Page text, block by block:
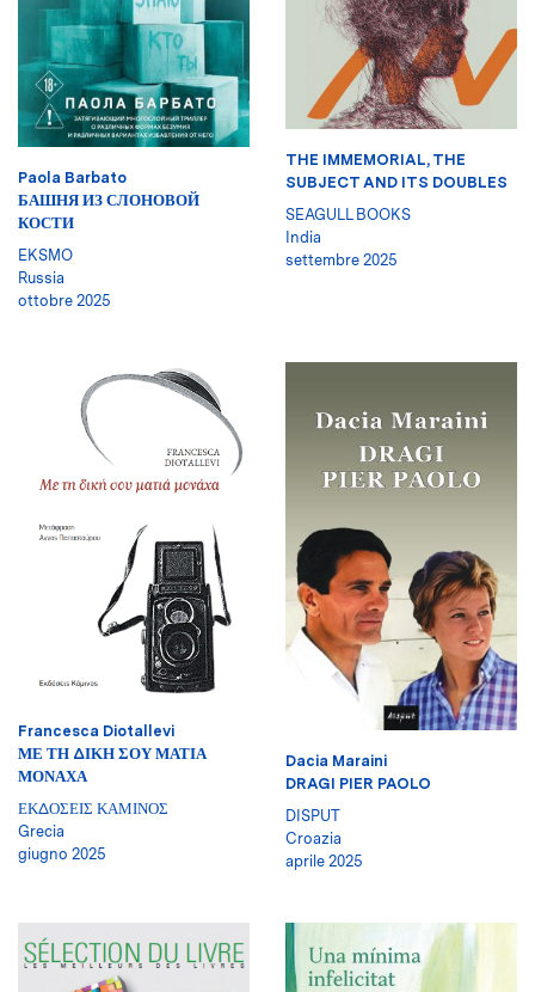
Paola Barbato
БАШНЯ ИЗ СЛОНОВОЙ
КОСТИ
EKSMO
Russia
ottobre 2025
THE IMMEMORIAL, THE
SUBJECT AND ITS DOUBLES
SEAGULL BOOKS
India
settembre 2025
Francesca Diotallevi
ΜΕ ΤΗ ΔΙΚΗ ΣΟΥ ΜΑΤΙΑ
ΜΟΝΑΧΑ
ΕΚΔΟΣΕΙΣ ΚΑΜΙΝΟΣ
Grecia
giugno 2025
Dacia Maraini
DRAGI PIER PAOLO
DISPUT
Croazia
aprile 2025